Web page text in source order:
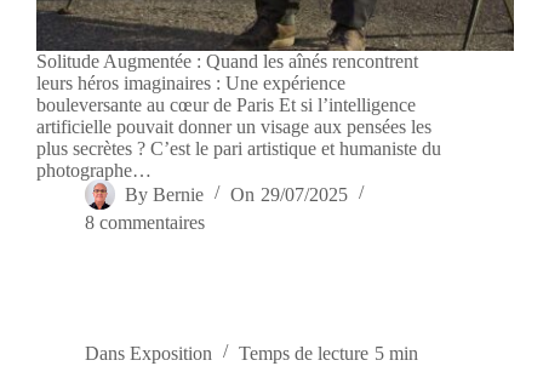
Solitude Augmentée : Quand les aînés rencontrent
leurs héros imaginaires : Une expérience
bouleversante au cœur de Paris Et si l’intelligence
artificielle pouvait donner un visage aux pensées les
plus secrètes ? C’est le pari artistique et humaniste du
photographe…
By Bernie On 29/07/2025
8 commentaires
Dans Exposition Temps de lecture 5 min